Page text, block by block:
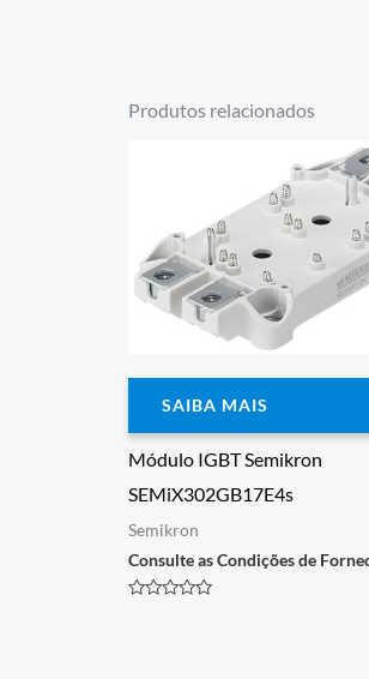
Produtos relacionados
SAIBA MAIS
Módulo IGBT Semikron
SEMiX302GB17E4s
Semikron
Consulte as Condições de